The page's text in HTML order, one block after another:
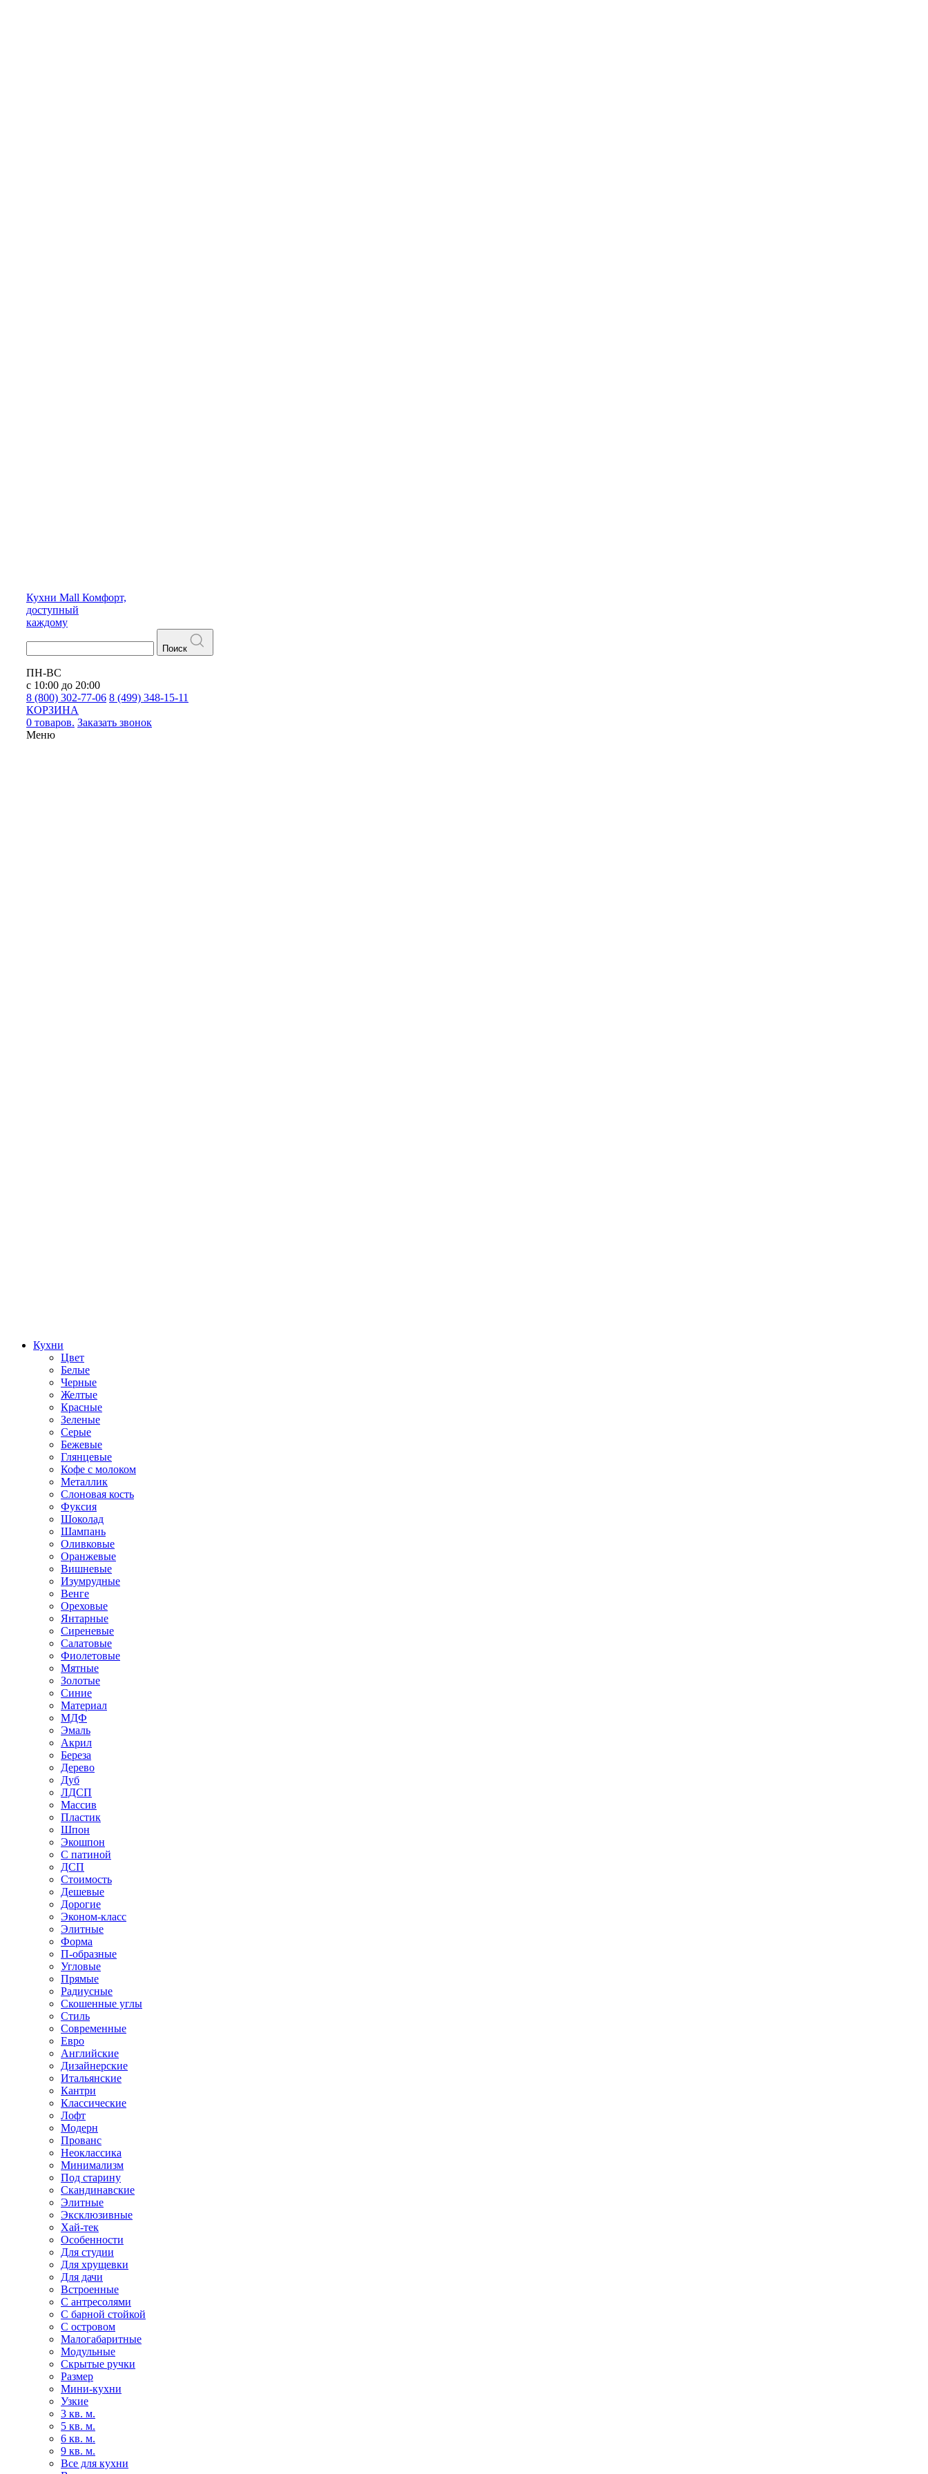
Кухни Mall Комфорт,
доступный
каждому
Поиск
ПН-ВС
с 10:00 до 20:00
8 (800) 302-77-06 8 (499) 348-15-11
КОРЗИНА
0 товаров. Заказать звонок
Меню
Кухни
Цвет
Белые
Черные
Желтые
Красные
Зеленые
Серые
Бежевые
Глянцевые
Кофе с молоком
Металлик
Слоновая кость
Фуксия
Шоколад
Шампань
Оливковые
Оранжевые
Вишневые
Изумрудные
Венге
Ореховые
Янтарные
Сиреневые
Салатовые
Фиолетовые
Мятные
Золотые
Синие
Материал
МДФ
Эмаль
Акрил
Береза
Дерево
Дуб
ЛДСП
Массив
Пластик
Шпон
Экошпон
С патиной
ДСП
Стоимость
Дешевые
Дорогие
Эконом-класс
Элитные
Форма
П-образные
Угловые
Прямые
Радиусные
Скошенные углы
Стиль
Современные
Евро
Английские
Дизайнерские
Итальянские
Кантри
Классические
Лофт
Модерн
Прованс
Неоклассика
Минимализм
Под старину
Скандинавские
Элитные
Эксклюзивные
Хай-тек
Особенности
Для студии
Для хрущевки
Для дачи
Встроенные
С антресолями
С барной стойкой
С островом
Малогабаритные
Модульные
Скрытые ручки
Размер
Мини-кухни
Узкие
3 кв. м.
5 кв. м.
6 кв. м.
9 кв. м.
Все для кухни